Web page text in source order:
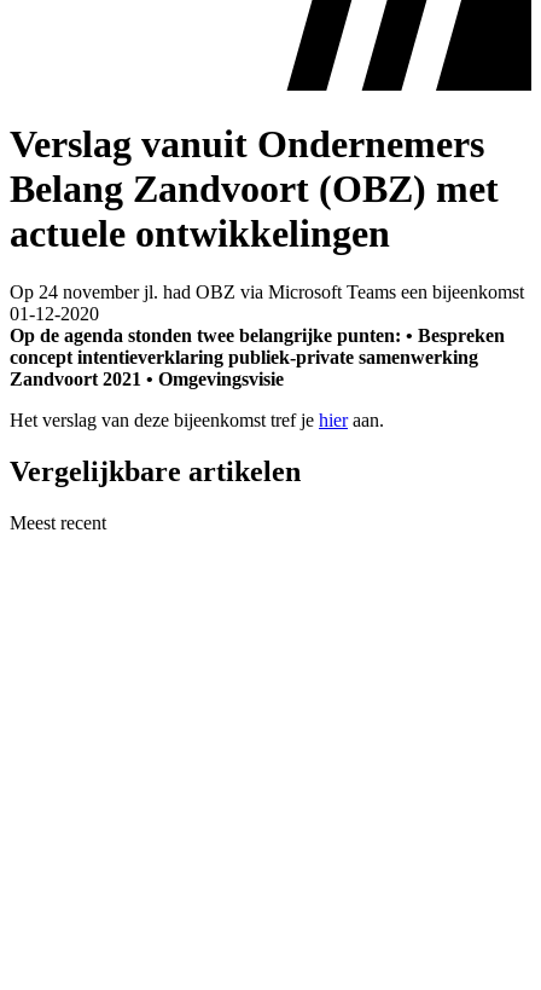
Verslag vanuit Ondernemers
Belang Zandvoort (OBZ) met
actuele ontwikkelingen
Op 24 november jl. had OBZ via Microsoft Teams een bijeenkomst
01-12-2020
Op de agenda stonden twee belangrijke punten: • Bespreken
concept intentieverklaring publiek-private samenwerking
Zandvoort 2021 • Omgevingsvisie
Het verslag van deze bijeenkomst tref je hieraan.
Vergelijkbare artikelen
Meest recent